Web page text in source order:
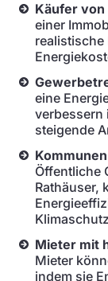
Käufer
einer
eine
verbessern
steigende
Öffentliche
Rathäuser,
Mieter mit
Mieter
indem sie